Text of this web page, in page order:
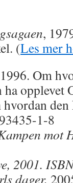
,
(Les mer
Om
opplevet
1-8
mot
2001.
dager,